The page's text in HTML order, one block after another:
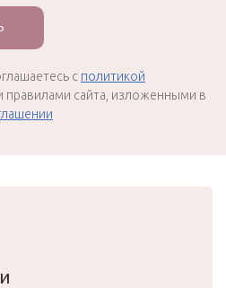
с политикой
правилами сайта, изложенными в